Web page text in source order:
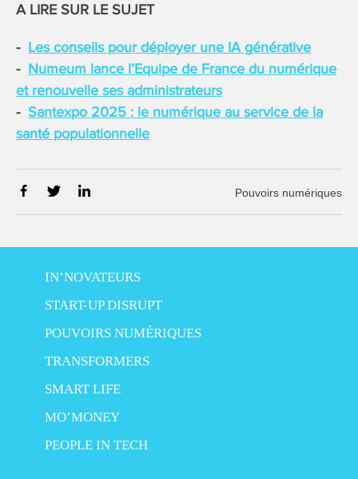
A LIRE SUR LE SUJET
Les conseils pour déployer une IA générative
Numeum lance l’Equipe de France du numérique
et renouvelle ses administrateurs
Santexpo 2025 : le numérique au service de la
santé populationnelle
Pouvoirs numériques
IN’NOVATEURS
START-UP DISRUPT
POUVOIRS NUMÉRIQUES
TRANSFORMERS
SMART LIFE
MO’MONEY
PEOPLE IN TECH